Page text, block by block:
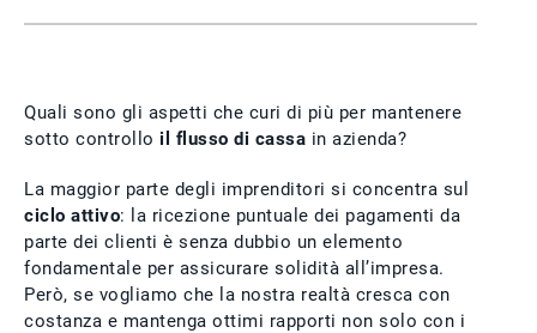
​Quali sono gli aspetti che curi di più per mantenere
sotto controllo il flusso di cassa in azienda?
La maggior parte degli imprenditori si concentra sul
ciclo attivo: la ricezione puntuale dei pagamenti da
parte dei clienti è senza dubbio un elemento
fondamentale per assicurare solidità all’impresa.
Però, se vogliamo che la nostra realtà cresca con
costanza e mantenga ottimi rapporti non solo con i